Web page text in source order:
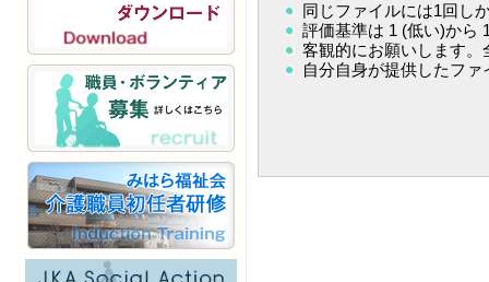
同じファイルには1回し
評価基準は 1 (低い)から
客観的にお願いします
自分自身が提供したフ